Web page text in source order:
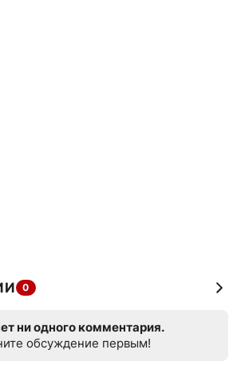
0
ни одного комментария.
обсуждение первым!